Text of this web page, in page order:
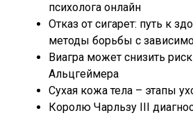
психолога онлайн
Отказ от сигарет: путь к
методы борьбы с
Виагра может снизить
Альцгеймера
Сухая кожа тела – этапы
Королю Чарльзу III